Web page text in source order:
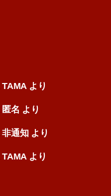
TAMAより
匿名 より
非通知 より
TAMAより